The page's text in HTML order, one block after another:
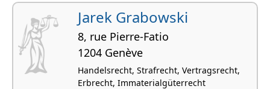
Jarek Grabowski
8, rue Pierre-Fatio
1204 Genève
Handelsrecht, Strafrecht, Vertragsrecht,
Erbrecht, Immaterialgüterrecht